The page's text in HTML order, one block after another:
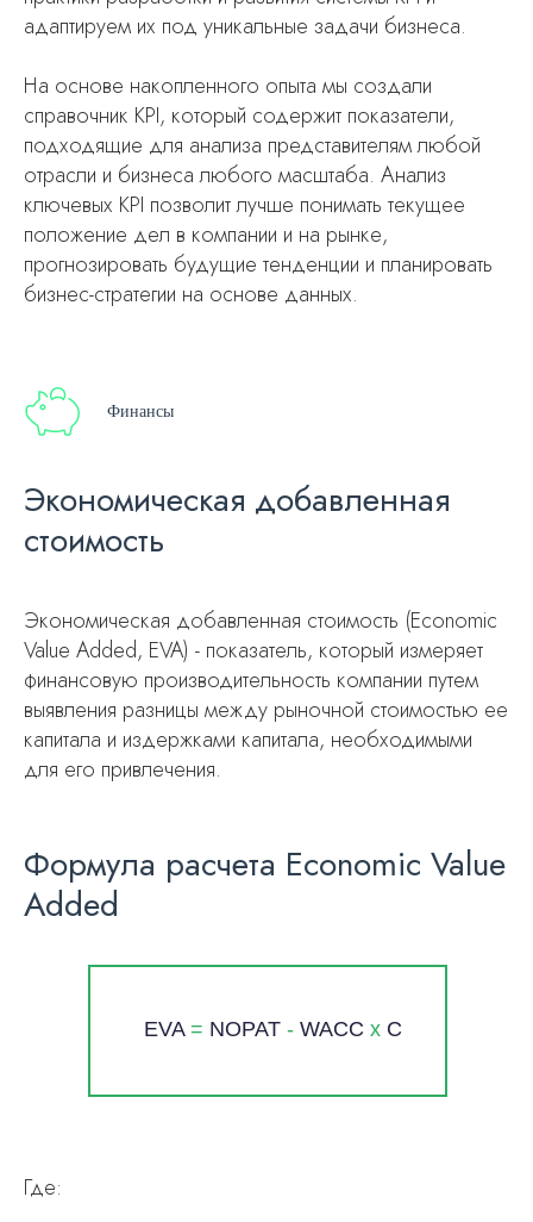
адаптируем их под уникальные задачи бизнеса.
На основе накопленного опыта мы создали
справочник KPI, который содержит показатели,
подходящие для анализа представителям любой
отрасли и бизнеса любого масштаба. Анализ
ключевых KPI позволит лучше понимать текущее
положение дел в компании и на рынке,
прогнозировать будущие тенденции и планировать
бизнес-стратегии на основе данных.
Финансы
Экономическая добавленная
стоимость
Экономическая добавленная стоимость (Economic
Value Added, EVA) - показатель, который измеряет
финансовую производительность компании путем
выявления разницы между рыночной стоимостью ее
капитала и издержками капитала, необходимыми
для его привлечения.
Формула расчета Economic Value
Added
EVA = NOPAT - WACC х C
Где: